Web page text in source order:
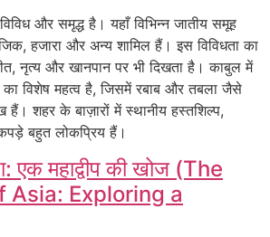
और समृद्ध है। यहाँ विभिन्न जातीय समूह
हजारा और अन्य शामिल हैं। इस विविधता का
नृत्य और खानपान पर भी दिखता है। काबुल में
विशेष महत्व है, जिसमें रबाब और तबला जैसे
हैं। शहर के बाज़ारों में स्थानीय हस्तशिल्प,
बहुत लोकप्रिय हैं।
एक महाद्वीप की खोज (The
Asia: Exploring a